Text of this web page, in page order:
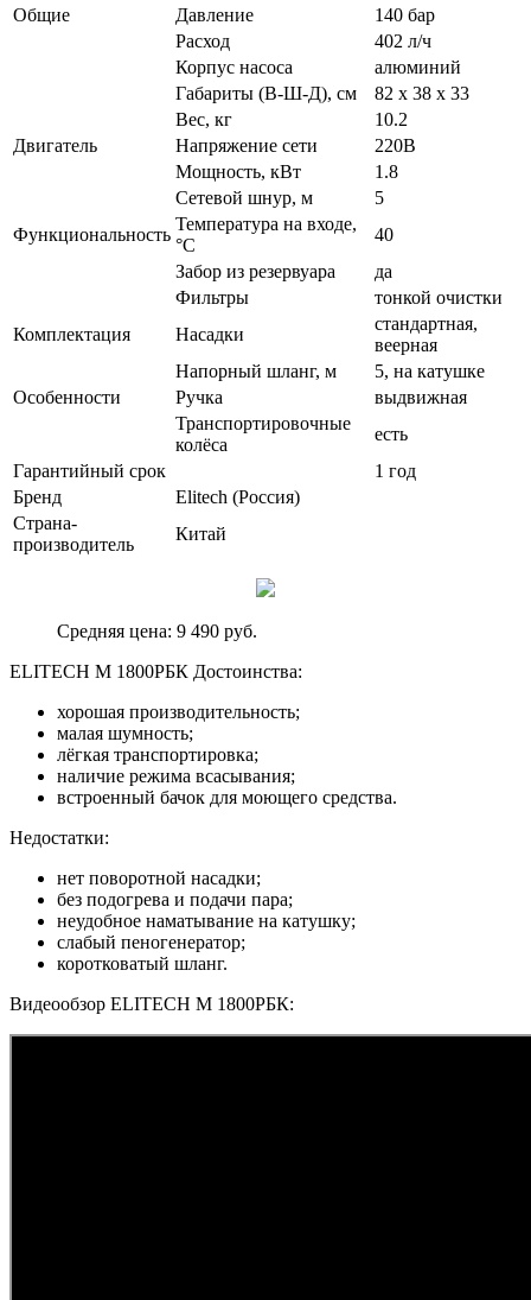
Общие
Давление
140 бар
Расход
402 л/ч
Корпус насоса
алюминий
Габариты (В-Ш-Д), см
82 х 38 х 33
Вес, кг
10.2
Двигатель
Напряжение сети
220В
Мощность, кВт
1.8
Сетевой шнур, м
5
Функциональность
Температура на входе,
°С
40
Забор из резервуара
да
Фильтры
тонкой очистки
Комплектация
Насадки
стандартная,
веерная
Напорный шланг, м
5, на катушке
Особенности
Ручка
выдвижная
Транспортировочные
колёса
есть
Гарантийный срок
1 год
Бренд
Elitech (Россия)
Страна-
производитель
Китай
Средняя цена: 9 490 руб.
ELITECH М 1800РБК Достоинства:
хорошая производительность;
малая шумность;
лёгкая транспортировка;
наличие режима всасывания;
встроенный бачок для моющего средства.
Недостатки:
нет поворотной насадки;
без подогрева и подачи пара;
неудобное наматывание на катушку;
слабый пеногенератор;
коротковатый шланг.
Видеообзор ELITECH М 1800РБК: